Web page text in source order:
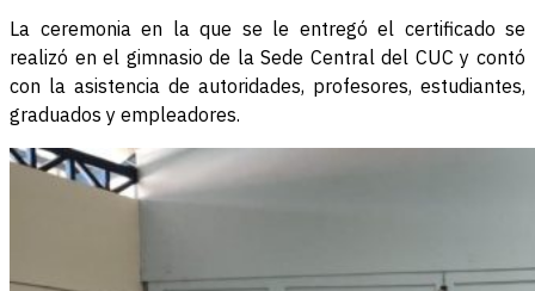
La ceremonia en la que se le entregó el certificado se
realizó en el gimnasio de la Sede Central del CUC y contó
con la asistencia de autoridades, profesores, estudiantes,
graduados y empleadores.